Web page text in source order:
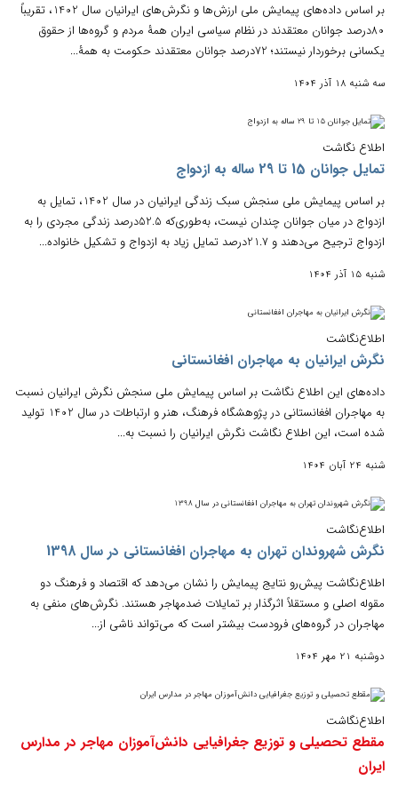
بر اساس داده‌های پیمایش ملی ارزش‌ها و نگرش‌های ایرانیان سال 1402، تقریباً
80درصد جوانان معتقدند در نظام سیاسی ایران همۀ مردم و گروه‌ها از حقوق
یکسانی برخوردار نیستند؛ 72درصد جوانان معتقدند حکومت به همۀ...
سه شنبه 18 آذر 1404
اطلاع نگاشت
تمایل جوانان 15 تا 29 ساله به ازدواج
بر اساس پیمایش ملی سنجش سبک زندگی ایرانیان در سال 1402،‌ تمایل به
ازدواج در میان جوانان چندان نیست،‌ به‌طوری‌که 52.5درصد زندگی مجردی را به
ازدواج ترجیح می‌دهند و 21.7درصد تمایل زیاد به ازدواج و تشکیل خانواده...
شنبه 15 آذر 1404
اطلاع‌نگاشت
نگرش ایرانیان به مهاجران افغانستانی
داده‌های این اطلاع نگاشت بر اساس پیمایش ملی سنجش نگرش ایرانیان نسبت
به مهاجران افغانستانی در پژوهشگاه فرهنگ، هنر و ارتباطات در سال 1402 تولید
شده است، این اطلاع نگاشت نگرش ایرانیان را نسبت به...
شنبه 24 آبان 1404
اطلاع‌نگاشت
نگرش شهروندان تهران به مهاجران افغانستانی در سال 1398
اطلاع‌نگاشت پیش‌رو نتایج پیمایش را نشان می‌دهد که اقتصاد و فرهنگ دو
مقوله اصلی و مستقلاً‌ اثرگذار بر تمایلات ضدمهاجر هستند. نگرش‌های منفی به
مهاجران در گروه‌های فرودست بیشتر است که می‌تواند ناشی از...
دوشنبه 21 مهر 1404
اطلاع‌نگاشت
مقطع تحصیلی و توزیع جغرافیایی دانش‌آموزان مهاجر در مدارس
ایران